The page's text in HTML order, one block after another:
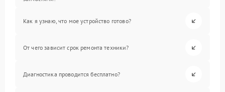
Как я узнаю, что мое устройство готово?
От чего зависит срок ремонта техники?
Диагностика проводится бесплатно?